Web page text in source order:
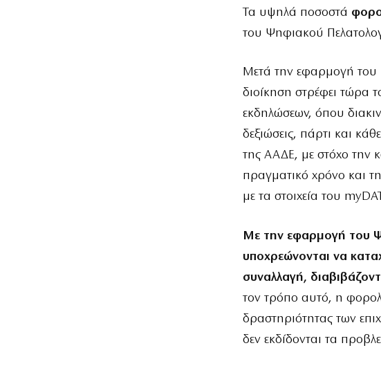
Τα υψηλά ποσοστά
του Ψηφιακού
Μετά την εφαρμογή του
διοίκηση στρέφει τώρα
εκδηλώσεων, όπου
δεξιώσεις, πάρτι και
της ΑΑΔΕ, με στόχο την
πραγματικό χρόνο και
με τα στοιχεία του
Με την εφαρμογή του
υποχρεώνονται να
συναλλαγή,
τον τρόπο αυτό, η
δραστηριότητας των
δεν εκδίδονται τα